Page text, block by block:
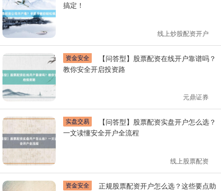
搞定！
线上炒股配资开户
资金安全
教你安全开启投资路
元鼎证券
实盘交易
一文读懂安全开户全流程
线上股票配资
资金安全